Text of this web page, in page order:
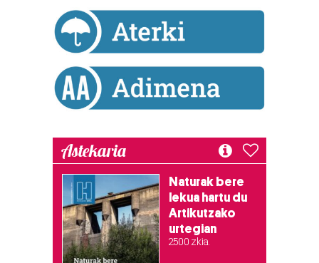
Astekaria
Naturak bere
lekua hartu du
Artikutzako
urtegian
2.500 zkia.